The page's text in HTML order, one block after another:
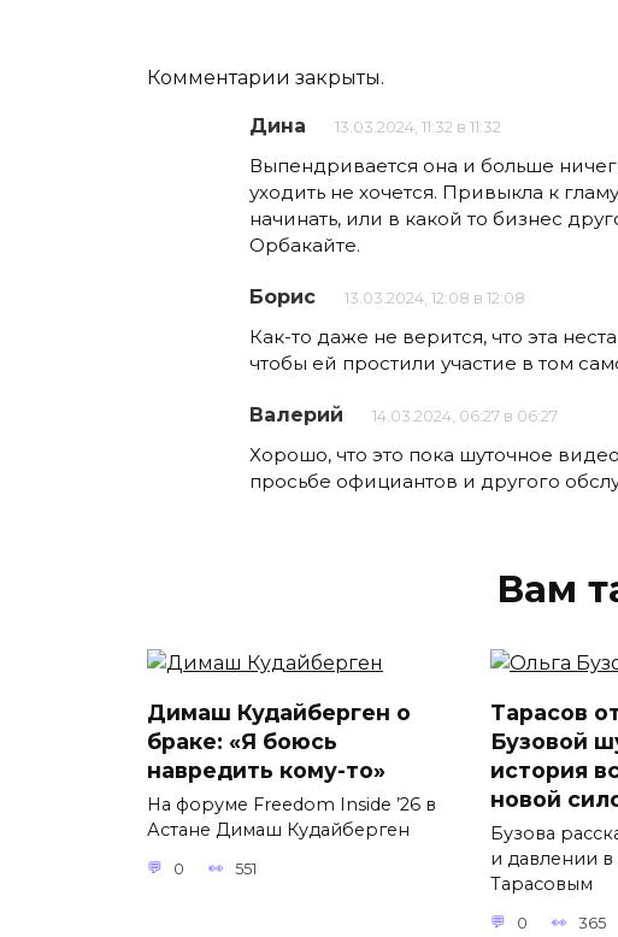
Комментарии закрыты.
Дина 13.03.2024, 11:32 в 11:32
Выпендривается она и больше
уходить не хочется. Привыкла к
начинать, или в какой то бизнес
Орбакайте.
Борис 13.03.2024, 12:08 в 12:08
Как-то даже не верится, что эта
чтобы ей простили участие в том
Валерий 14.03.2024, 06:27 в 06:27
Хорошо, что это пока шуточное
просьбе официантов и другого
Вам
Димаш Кудайберген о
браке: «Я боюсь
навредить кому-то»
На форуме Freedom Inside ’26 в
Астане Димаш Кудайберген
0 551
Тарасов
Бузовой
история
новой
Бузова
и давлении в
Тарасовым
0 365